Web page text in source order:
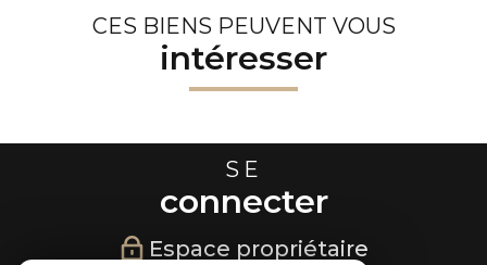
CES BIENS PEUVENT VOUS
intéresser
SE
connecter
Espace propriétaire